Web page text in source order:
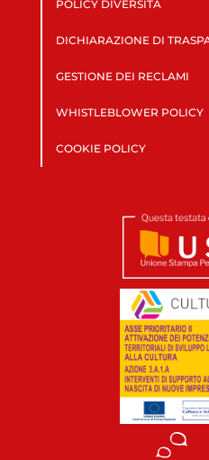
POLICY DIVERSITÀ
DICHIARAZIONE DI
GESTIONE DEI RECLAMI
WHISTLEBLOWER POLICY
COOKIE POLICY